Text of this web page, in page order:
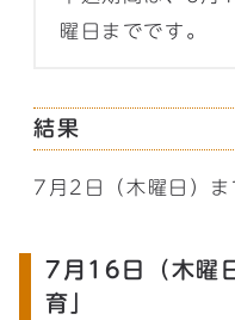
曜日までです。
結果
7月2日（木曜日）ま
7月16日（木曜
育」